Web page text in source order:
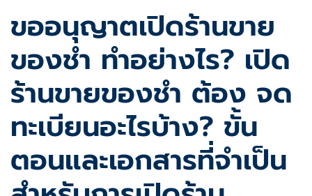
ขออนุญาตเปิดร้านขาย
ของชำ ทำอย่างไร? เปิด
ร้านขายของชํา ต้อง จด
ทะเบียนอะไรบ้าง? ขั้น
ตอนและเอกสารที่จำเป็น